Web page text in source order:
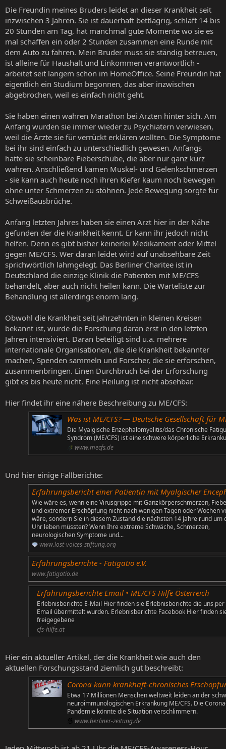
Die Freundin meines Bruders leidet an dieser Krankheit seit
inzwischen 3 Jahren. Sie ist dauerhaft bettlägrig, schläft 14 bis
20 Stunden am Tag, hat manchmal gute Momente wo sie es
mal schaffen ein oder 2 Stunden zusammen eine Runde mit
dem Auto zu fahren. Mein Bruder muss sie ständig betreuen,
ist alleine für Haushalt und Einkommen verantwortlich -
arbeitet seit langem schon im HomeOffice. Seine Freundin hat
eigentlich ein Studium begonnen, das aber inzwischen
abgebrochen, weil es einfach nicht geht.
Sie haben einen wahren Marathon bei Ärzten hinter sich. Am
Anfang wurden sie immer wieder zu Psychiatern verwiesen,
weil die Ärzte sie für verrückt erklären wollten. Die Symptome
bei ihr sind einfach zu unterschiedlich gewesen. Anfangs
hatte sie scheinbare Fieberschübe, die aber nur ganz kurz
wahren. Anschließend kamen Muskel- und Gelenkschmerzen
- sie kann auch heute noch ihren Kiefer kaum noch bewegen
ohne unter Schmerzen zu stöhnen. Jede Bewegung sorgte für
Schweißausbrüche.
Anfang letzten Jahres haben sie einen Arzt hier in der Nähe
gefunden der die Krankheit kennt. Er kann ihr jedoch nicht
helfen. Denn es gibt bisher keinerlei Medikament oder Mittel
gegen ME/CFS. Wer daran leidet wird auf unabsehbare Zeit
sprichwörtlich lahmgelegt. Das Berliner Charitee ist in
Deutschland die einzige Klinik die Patienten mit ME/CFS
behandelt, aber auch nicht heilen kann. Die Warteliste zur
Behandlung ist allerdings enorm lang.
Obwohl die Krankheit seit Jahrzehnten in kleinen Kreisen
bekannt ist, wurde die Forschung daran erst in den letzten
Jahren intensiviert. Daran beteiligt sind u.a. mehrere
internationale Organisationen, die die Krankheit bekannter
machen, Spenden sammeln und Forscher, die sie erforschen,
zusammenbringen. Einen Durchbruch bei der Erforschung
gibt es bis heute nicht. Eine Heilung ist nicht absehbar.
Hier findet ihr eine nähere Beschreibung zu ME/CFS:
Was ist ME/CFS? — Deutsche Gesellschaft für ME/
Die Myalgische Enzephalomyelitis/das Chronische
Syndrom (ME/CFS) ist eine schwere körperliche
www.mecfs.de
Und hier einige Fallberichte:
Erfahrungsbericht einer Patientin mit Myalgischer
Wie wäre es, wenn eine Virusgrippe mit Ganzkörperschmerzen,
und extremer Erschöpfung nicht nach wenigen Tagen oder Wochen
wäre, sondern Sie in diesem Zustand die nächsten 14 Jahre rund um
Uhr leben müssten? Wenn Ihre extreme Schwäche, Schmerzen,
neurologischen Symptome und...
www.lost-voices-stiftung.org
Erfahrungsberichte - Fatigatio e.V.
www.fatigatio.de
Erfahrungsberichte Email • ME/CFS Hilfe Österreich
Erlebnisberichte E-Mail Hier finden sie Erlebnisberichte die uns per
Email übermittelt wurden. Erlebnisberichte Facebook Hier finden
freigegebene
cfs-hilfe.at
Hier ein aktueller Artikel, der die Krankheit wie auch den
aktuellen Forschungsstand ziemlich gut beschreibt:
Corona kann krankhaft-chronisches Erschöpfungssyndrom
Etwa 17 Millionen Menschen weltweit leiden an der
neuroimmunologischen Erkrankung ME/CFS. Die
Pandemie könnte die Situation verschlimmern.
www.berliner-zeitung.de